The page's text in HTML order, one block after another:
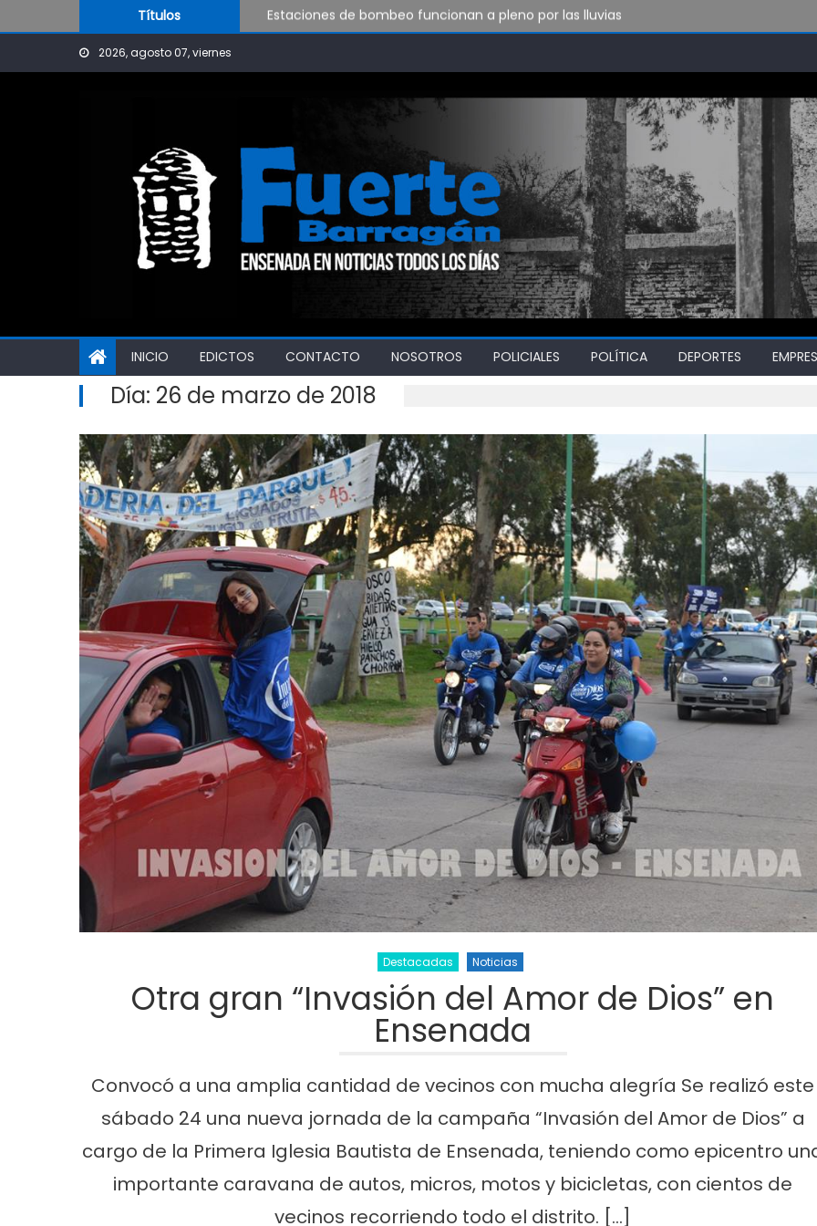
Títulos
Estaciones de bombeo funcionan a pleno por las lluvias
Visita al Destacamento de Bomberos de Punta Lara
2026, agosto 07, viernes
INICIO EDICTOS CONTACTO NOSOTROS POLICIALES POLÍTICA DEPORTES
Día: 26 de marzo de 2018
Destacadas Noticias
Otra gran “Invasión del Amor de Dios” en
Ensenada
Convocó a una amplia cantidad de vecinos con mucha alegría Se realizó este
sábado 24 una nueva jornada de la campaña “Invasión del Amor de Dios” a
cargo de la Primera Iglesia Bautista de Ensenada, teniendo como epicentro
importante caravana de autos, micros, motos y bicicletas, con cientos de
vecinos recorriendo todo el distrito. […]